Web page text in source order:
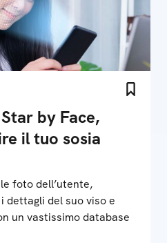
by Face,
il tuo sosia
foto dell’utente,
dettagli del suo viso e
un vastissimo database